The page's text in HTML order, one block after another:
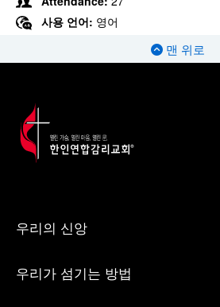
사용 언어: 영어
맨 위로
우리의 신앙
우리가 섬기는 방법